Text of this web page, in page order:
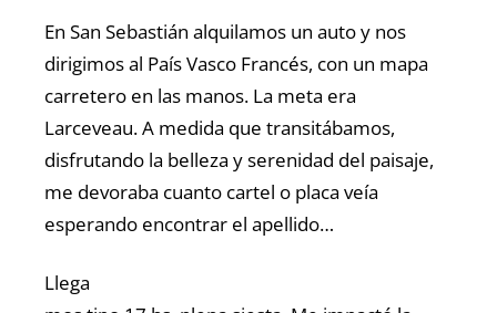
En San Sebastián alquilamos un auto y nos
dirigimos al País Vasco Francés, con un mapa
carretero en las manos. La meta era
Larceveau. A medida que transitábamos,
disfrutando la belleza y serenidad del paisaje,
me devoraba cuanto cartel o placa veía
esperando encontrar el apellido…
Llega